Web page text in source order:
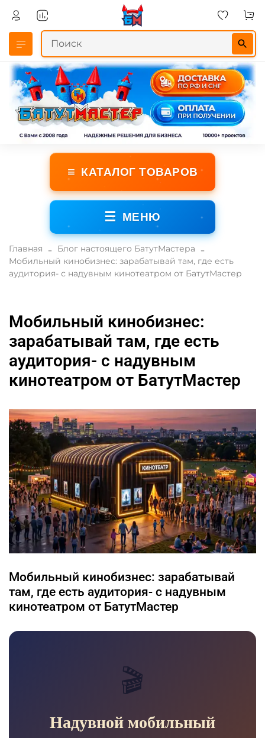
≡ КАТАЛОГ ТОВАРОВ
☰ МЕНЮ
Главная
Блог настоящего БатутМастера
Мобильный кинобизнес: зарабатывай там, где есть
аудитория- с надувным кинотеатром от БатутМастер
Мобильный кинобизнес:
зарабатывай там, где есть
аудитория- с надувным
кинотеатром от БатутМастер
Мобильный кинобизнес: зарабатывай
там, где есть аудитория- с надувным
кинотеатром от БатутМастер
🎬
Надувной мобильный